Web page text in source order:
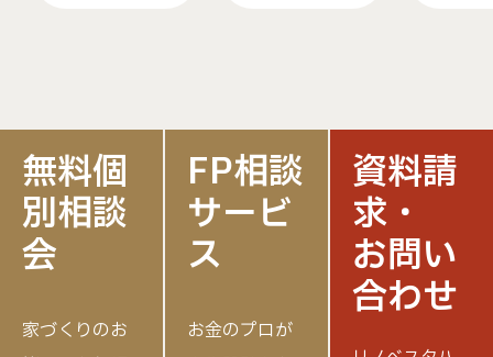
無料個
別相談
会
家づくりのお
FP相談
サービ
ス
お金のプロが
資料請
求・
お問い
合わせ